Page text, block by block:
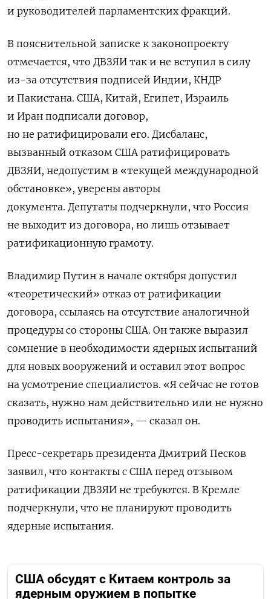
и руководителей парламентских фракций.
В пояснительной записке к законопроекту
отмечается, что ДВЗЯИ так и не вступил в силу
из-за отсутствия подписей Индии, КНДР
и Пакистана. США, Китай, Египет, Израиль
и Иран подписали договор,
но не ратифицировали его. Дисбаланс,
вызванный отказом США ратифицировать
ДВЗЯИ, недопустим в «текущей международной
обстановке», уверены авторы
документа. Депутаты подчеркнули, что Россия
не выходит из договора, но лишь отзывает
ратификационную грамоту.
Владимир Путин в начале октября допустил
«теоретический» отказ от ратификации
договора, ссылаясь на отсутствие аналогичной
процедуры со стороны США. Он также выразил
сомнение в необходимости ядерных испытаний
для новых вооружений и оставил этот вопрос
на усмотрение специалистов. «Я сейчас не готов
сказать, нужно нам действительно или не нужно
проводить испытания», — сказал он.
Пресс-секретарь президента Дмитрий Песков
заявил, что контакты с США перед отзывом
ратификации ДВЗЯИ не требуются. В Кремле
подчеркнули, что не планируют проводить
ядерные испытания.
США обсудят с Китаем контроль за
ядерным оружием в попытке